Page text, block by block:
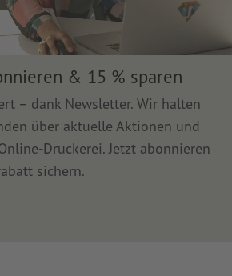
& 15 % sparen
– dank Newsletter. Wir halten
über aktuelle Aktionen und
Druckerei. Jetzt abonnieren
sichern.